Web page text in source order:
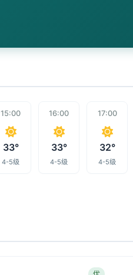
15:00
33°
4-5级
16:00
33°
4-5级
17:00
32°
4-5级